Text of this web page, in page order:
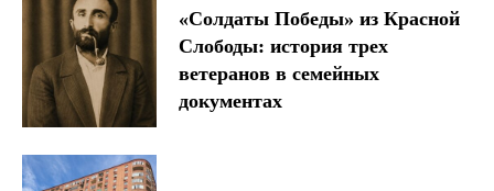
«Солдаты Победы» из Красной
Слободы: история трех
ветеранов в семейных
документах